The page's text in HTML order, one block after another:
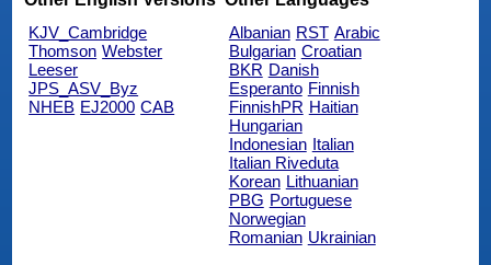
KJV_Cambridge
Thomson Webster
Leeser
JPS_ASV_Byz
NHEB EJ2000 CAB
Albanian RST Arabic
Bulgarian Croatian
BKR Danish
Esperanto Finnish
FinnishPR Haitian
Hungarian
Indonesian Italian
Italian Riveduta
Korean Lithuanian
PBG Portuguese
Norwegian
Romanian Ukrainian